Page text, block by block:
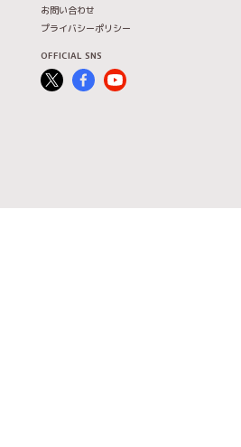
お問い合わせ
プライバシーポリシー
OFFICIAL SNS